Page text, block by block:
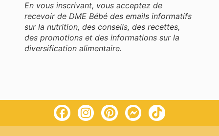
En vous inscrivant, vous acceptez de
recevoir de DME Bébé des emails informatifs
sur la nutrition, des conseils, des recettes,
des promotions et des informations sur la
diversification alimentaire.